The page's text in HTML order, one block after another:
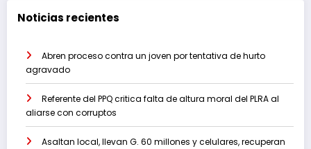
Noticias recientes
Abren proceso contra un joven por tentativa de hurto
agravado
Referente del PPQ critica falta de altura moral del PLRA al
aliarse con corruptos
Asaltan local, llevan G. 60 millones y celulares, recuperan